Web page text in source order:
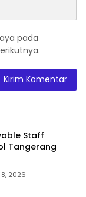
pada
Staff
Tangerang
2026